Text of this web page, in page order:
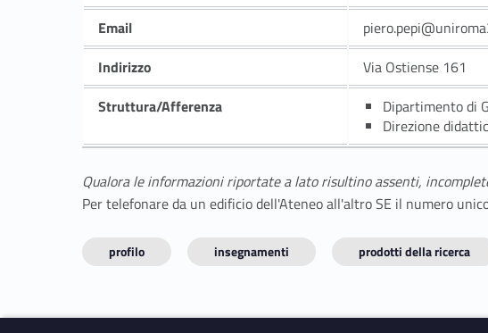
Email
Indirizzo
Via Ostiense 161
Struttura/Afferenza
Dipartimento di
Direzione
Qualora le informazioni riportate a lato risultino assenti,
Per telefonare da un edificio dell'Ateneo all'altro SE il numero
profilo insegnamenti prodotti della ricerca